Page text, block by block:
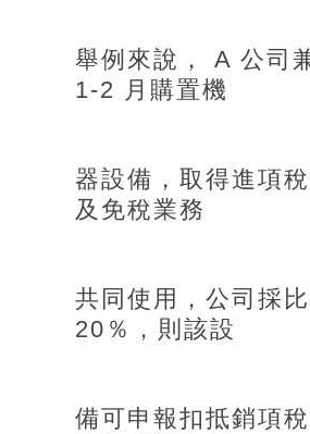
舉例來說， A 公司
1-2 月購置機
器設備，取得進項
及免稅業務
共同使用，公司採
20％，則該設
備可申報扣抵銷項